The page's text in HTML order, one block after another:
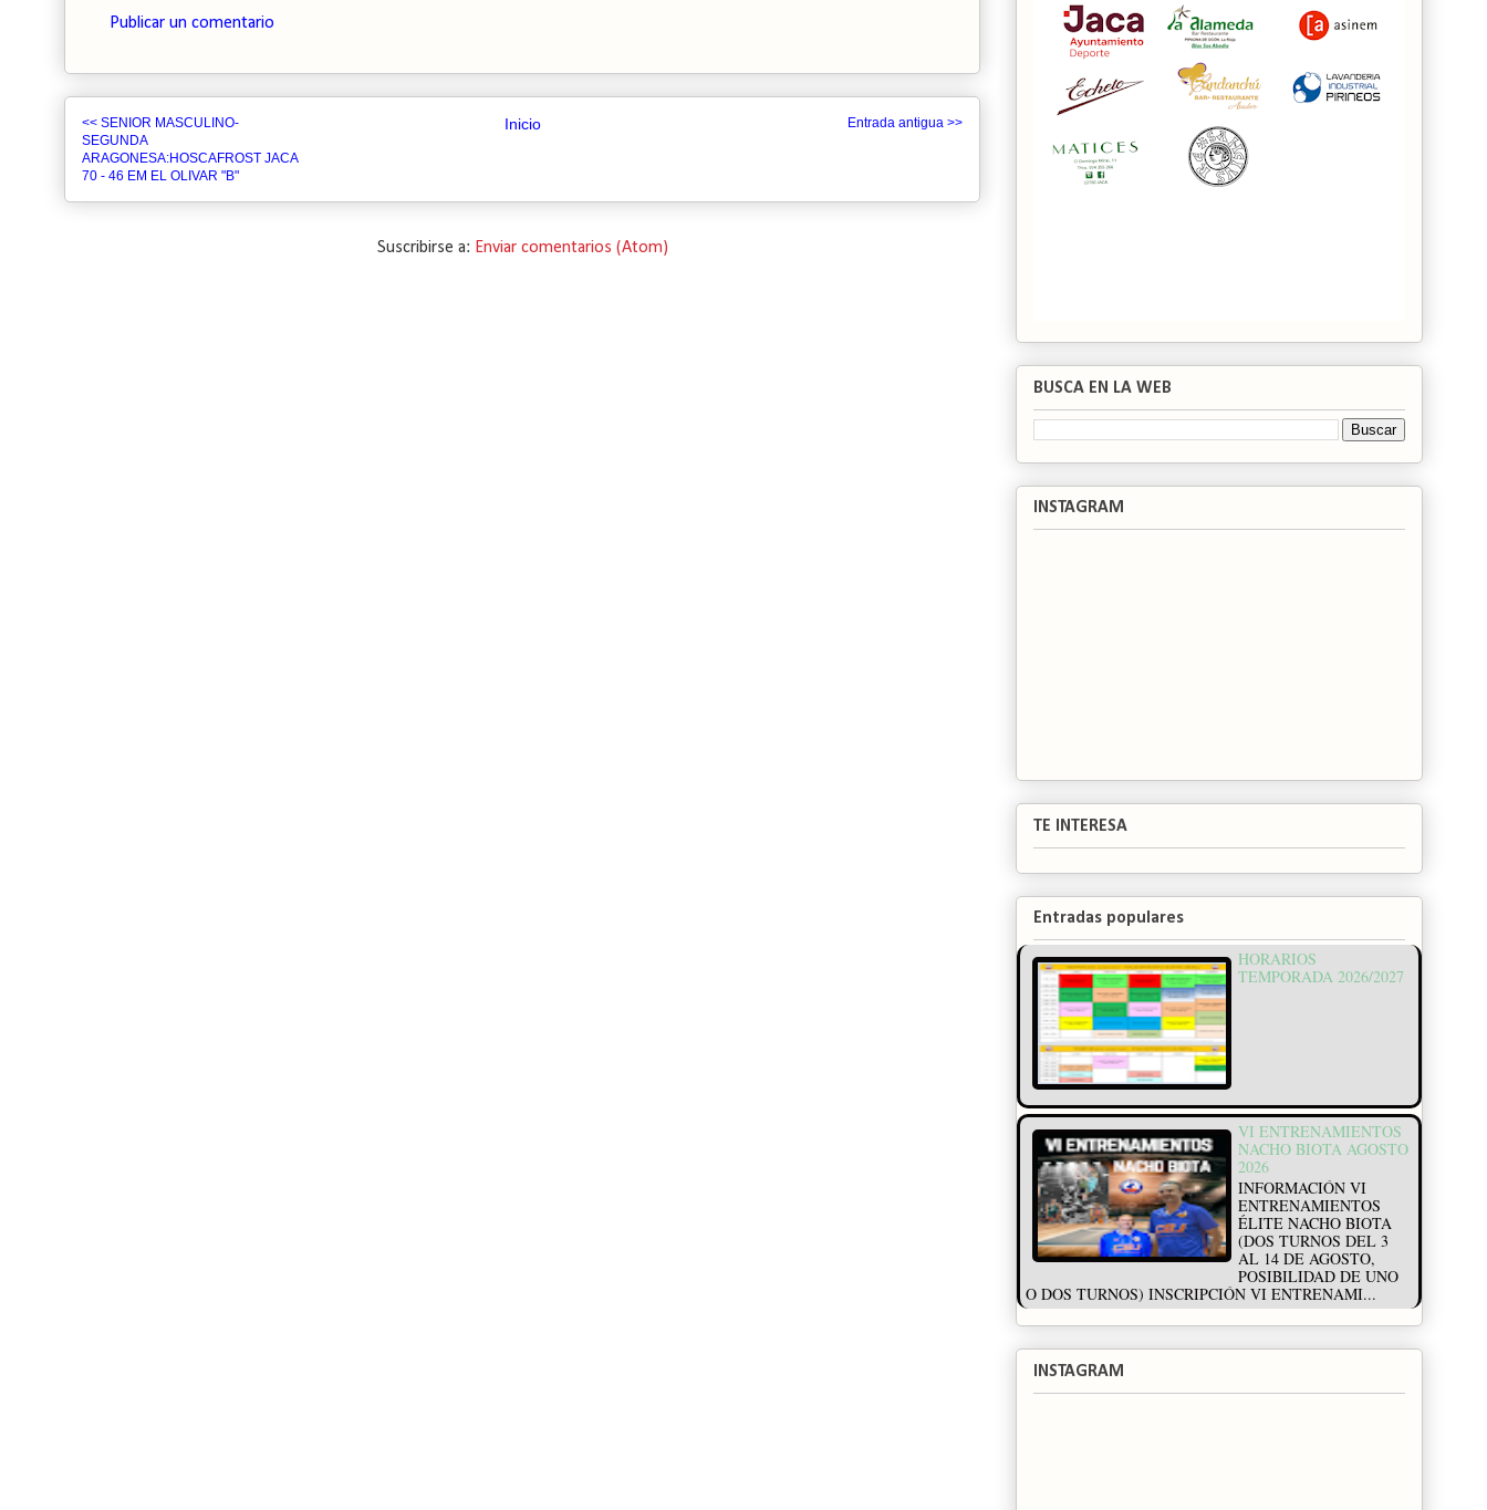
Publicar un comentario
<< SENIOR MASCULINO-
SEGUNDA
ARAGONESA:HOSCAFROST JACA
70 - 46 EM EL OLIVAR "B"
Entrada antigua >>
Inicio
Suscribirse a: Enviar comentarios (Atom)
BUSCA EN LA WEB
INSTAGRAM
TE INTERESA
Entradas populares
HORARIOS
TEMPORADA 2026/2027
VI ENTRENAMIENTOS
NACHO BIOTA AGOSTO
2026
INFORMACIÓN VI
ENTRENAMIENTOS
ÉLITE NACHO BIOTA
(DOS TURNOS DEL 3
AL 14 DE AGOSTO,
POSIBILIDAD DE UNO
O DOS TURNOS) INSCRIPCIÓN VI ENTRENAMI...
INSTAGRAM